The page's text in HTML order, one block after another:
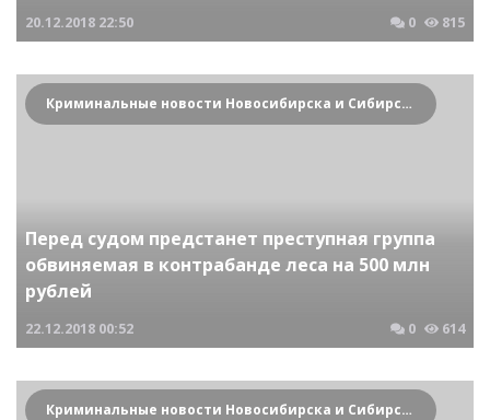
20.12.2018 22:50 0 815
Криминальные новости Новосибирска и Сибирского региона
Перед судом предстанет преступная группа
обвиняемая в контрабанде леса на 500 млн
рублей
22.12.2018 00:52 0 614
Криминальные новости Новосибирска и Сибирского региона